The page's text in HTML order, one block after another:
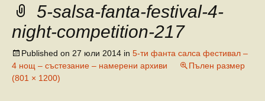
5-salsa-fanta-festival-4-
night-competition-217
Published on 27 юли 2014 in 5-ти фанта салса фестивал –
4 нощ – състезание – намерени архиви
Пълен размер
(801 × 1200)